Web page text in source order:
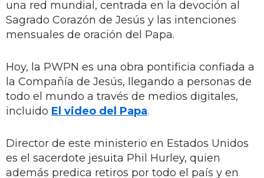
una red mundial, centrada en la devoción al
Sagrado Corazón de Jesús y las intenciones
mensuales de oración del Papa.
Hoy, la PWPN es una obra pontificia confiada a
la Compañía de Jesús, llegando a personas de
todo el mundo a través de medios digitales,
incluido El video del Papa.
Director de este ministerio en Estados Unidos
es el sacerdote jesuita Phil Hurley, quien
además predica retiros por todo el país y en